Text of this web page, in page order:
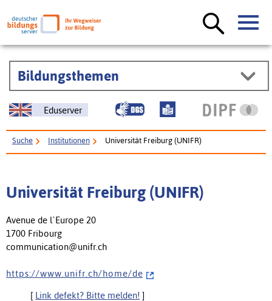
Bildungsthemen
Eduserver
Suche Institutionen Universität Freiburg (UNIFR)
Universität Freiburg (UNIFR)
Avenue de l`Europe 20
1700 Fribourg
communication@unifr.ch
h t t p s : / / w w w . u n i f r . c h / h o m e / d e
[ Link defekt? Bitte melden! ]